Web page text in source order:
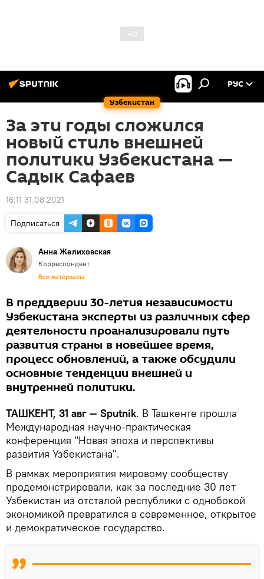
Узбекистан
РУС
За эти годы сложился
новый стиль внешней
политики Узбекистана —
Садык Сафаев
16:11 31.08.2021
Подписаться
Анна Желиховская
Корреспондент
Все материалы
В преддверии 30-летия независимости
Узбекистана эксперты из различных сфер
деятельности проанализировали путь
развития страны в новейшее время,
процесс обновлений, а также обсудили
основные тенденции внешней и
внутренней политики.
ТАШКЕНТ, 31 авг — Sputnik. В Ташкенте прошла
Международная научно-практическая
конференция "Новая эпоха и перспективы
развития Узбекистана".
В рамках мероприятия мировому сообществу
продемонстрировали, как за последние 30 лет
Узбекистан из отсталой республики с однобокой
экономикой превратился в современное, открытое
и демократическое государство.